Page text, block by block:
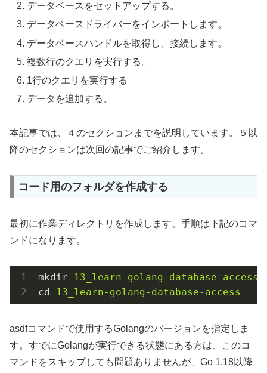
データベースをセットアップする。
データベースドライバーをインポートします。
データベースハンドルを取得し、接続します。
複数行のクエリを実行する。
1行のクエリを実行する
データを追加する。
本記事では、４のセクションまでを説明しています。５以
降のセクションは次回の記事でご紹介します。
コード用のフォルダを作成する
最初に作業ディレクトリを作成します。手順は下記のコマ
ンドになります。
mkdir
13_learn-golang-database-access
cd
13_learn-golang-database-access
asdfコマンドで使用するGolangのバージョンを指定しま
す。すでにGolangが実行できる状態にある方は、このコ
マンドをスキップしても問題ありませんが、Go 1.18以降